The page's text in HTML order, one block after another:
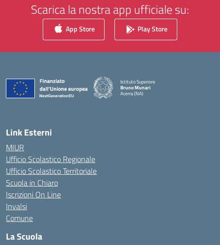
Scarica la nostra app ufficiale su:
App Store Play Store
Istituto Superiore
Bruno Munari
Acerra (NA)
Link Esterni
MIUR
Ufficio Scolastico Regionale
Ufficio Scolastico Territoriale
Scuola in Chiaro
Iscrizioni On Line
Invalsi
Comune
La Scuola